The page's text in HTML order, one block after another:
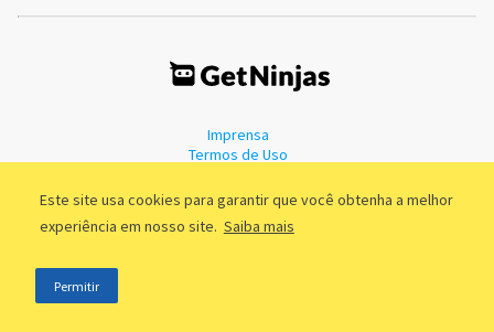
Este site usa cookies para garantir que você obtenha a melhor
experiência em nosso site. Saiba mais
Permitir
Imprensa
Termos de Uso
©2011 - 2026, GetNinjas LTDA. CNPJ 55.744.877/0001-89 - Rua Dr.
Fernandes Coelho, 85 - 3º andar - São Paulo/SP - Brasil